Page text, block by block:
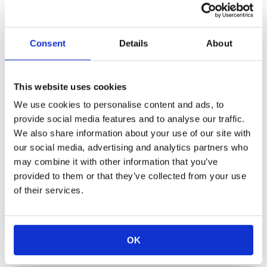
Consent Details About
This website uses cookies
We use cookies to personalise content and ads, to
provide social media features and to analyse our traffic.
We also share information about your use of our site with
our social media, advertising and analytics partners who
may combine it with other information that you’ve
provided to them or that they’ve collected from your use
of their services.
OK
プログラム
11:50～14:00 会場内にて各種イベントを
チアリーディング
ミニＳＬ乗車体験、ポニーの乗馬体験
こども工作教室（電子工作、木工工作）
屋台（郷土料理・新そば・豚汁・デザート等）
感謝祭
チラシ
詳細につきましてはこちらをご参照ください。
会場までの
ご案内図
詳細につきましてはこちらをご参照ください。
お問い合わせ先
「KOA感謝祭2016」事務局
電話0265-70-7171（前日まで）
電話 0265-79-1481（当日）
受付時間 9:00～17:00（土・日・祝日を除く）